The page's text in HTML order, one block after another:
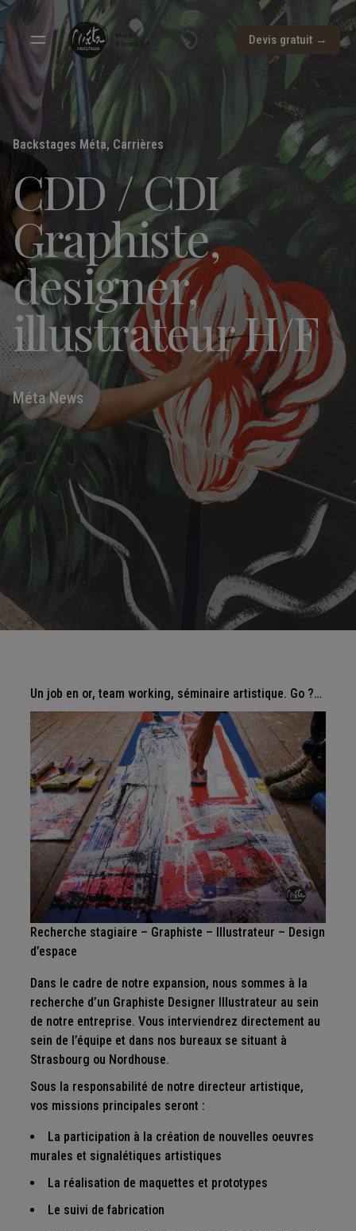
Devis gratuit →
Backstages Méta, Carrières
CDD / CDI
Graphiste,
designer,
illustrateur H/F
Méta News
Un job en or, team working, séminaire artistique. Go ?…
Recherche stagiaire – Graphiste – Illustrateur – Design
d’espace
Dans le cadre de notre expansion, nous sommes à la
recherche d’un Graphiste Designer Illustrateur au sein
de notre entreprise. Vous interviendrez directement au
sein de l’équipe et dans nos bureaux se situant à
Strasbourg ou Nordhouse.
Sous la responsabilité de notre directeur artistique,
vos missions principales seront :
La participation à la création de nouvelles oeuvres
murales et signalétiques artistiques
La réalisation de maquettes et prototypes
Le suivi de fabrication